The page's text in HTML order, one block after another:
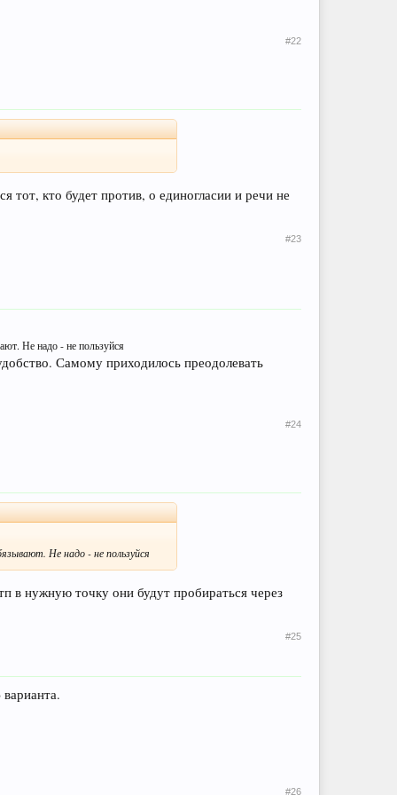
#22
кто будет против, о единогласии и речи не
#23
Не надо - не пользуйся
Самому приходилось преодолевать
#24
Не надо - не пользуйся
в нужную точку они будут пробираться через
#25
#26